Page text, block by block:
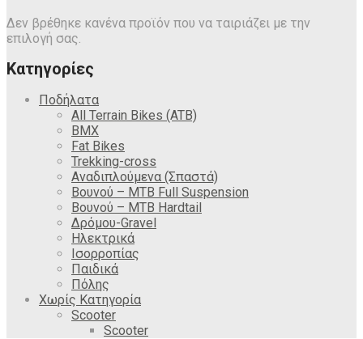
Δεν βρέθηκε κανένα προϊόν που να ταιριάζει με την
επιλογή σας.
Κατηγορίες
Ποδήλατα
All Terrain Bikes (ATB)
BMX
Fat Bikes
Trekking-cross
Αναδιπλούμενα (Σπαστά)
Βουνού – MTB Full Suspension
Βουνού – MTB Hardtail
Δρόμου-Gravel
Ηλεκτρικά
Ισορροπίας
Παιδικά
Πόλης
Χωρίς Κατηγορία
Scooter
Scooter